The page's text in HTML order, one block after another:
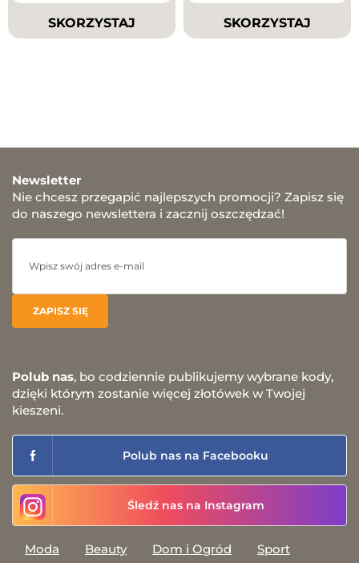
SKORZYSTAJ SKORZYSTAJ
Newsletter
Nie chcesz przegapić najlepszych promocji? Zapisz się
do naszego newslettera i zacznij oszczędzać!
Polub nas, bo codziennie publikujemy wybrane kody,
dzięki którym zostanie więcej złotówek w Twojej
kieszeni.
Polub nas na Facebooku
Śledź nas na Instagram
Moda Beauty Dom i Ogród
Sport